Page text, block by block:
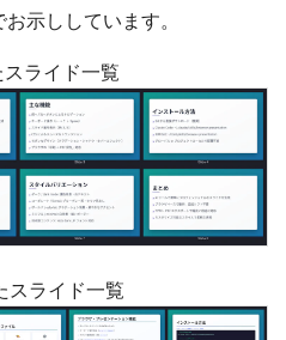
示ししています。
ライド一覧
ライド一覧